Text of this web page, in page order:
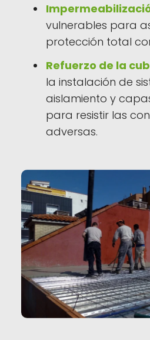
vulnerables para
protección total
Refuerzo de la
la instalación de
aislamiento y
para resistir las
adversas.